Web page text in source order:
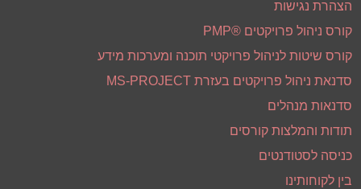
ייעוץ ארגוני
קואוצ'ינג
הדרכות וסדנאות
הקורסים הציבוריים הקרובים
מאמרים
הצהרת נגישות
קורס ניהול פרויקטים ®PMP
קורס שיטות לניהול פרויקטי תוכנה ומערכות מידע